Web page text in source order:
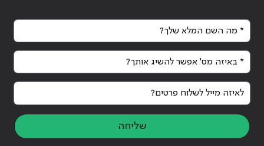
* מה השם המלא שלך?
* באיזה מס' אפשר להשיג אותך?
לאיזה מייל לשלוח פרטים?
שליחה